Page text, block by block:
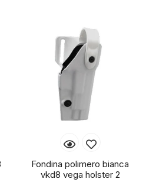
Fondina polimero bianca
vkd8 vega holster 2